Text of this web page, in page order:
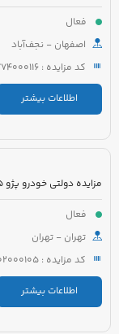
فعال
اصفهان - نجف‌آباد
کد مزایده : 5221007774000116
اطلاعات بیشتر
فعال
تهران - تهران
کد مزایده : 5221006302000105
اطلاعات بیشتر